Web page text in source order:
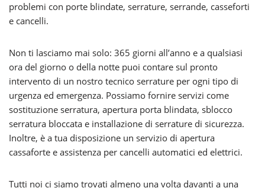
problemi con porte blindate, serrature, serrande, casseforti
e cancelli.
Non ti lasciamo mai solo: 365 giorni all’anno e a qualsiasi
ora del giorno o della notte puoi contare sul pronto
intervento di un nostro tecnico serrature per ogni tipo di
urgenza ed emergenza. Possiamo fornire servizi come
sostituzione serratura, apertura porta blindata, sblocco
serratura bloccata e installazione di serrature di sicurezza.
Inoltre, è a tua disposizione un servizio di apertura
cassaforte e assistenza per cancelli automatici ed elettrici.
Tutti noi ci siamo trovati almeno una volta davanti a una